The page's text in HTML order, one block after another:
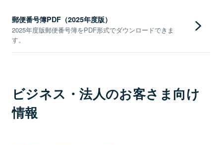
郵便番号簿PDF（2025年度版）
2025年度版郵便番号簿をPDF形式でダウンロードできま
す。
ビジネス・法人のお客さま向け
情報